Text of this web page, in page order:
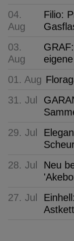
04.
Aug
Filio:
03.
Aug
01. Aug
31. Jul
29. Jul
28. Jul
Neu
27. Jul